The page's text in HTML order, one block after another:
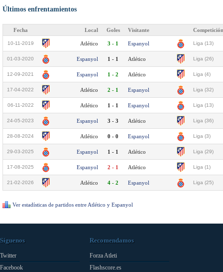
Últimos enfrentamientos
Fecha Local Goles Visitante Competición
10-11-2019 Atlético 3 - 1 Espanyol Liga (13)
01-03-2020 Espanyol 1 - 1 Atlético Liga (26)
12-09-2021 Espanyol 1 - 2 Atlético Liga (4)
17-04-2022 Atlético 2 - 1 Espanyol Liga (32)
06-11-2022 Atlético 1 - 1 Espanyol Liga (13)
24-05-2023 Espanyol 3 - 3 Atlético Liga (36)
28-08-2024 Atlético 0 - 0 Espanyol Liga (3)
29-03-2025 Espanyol 1 - 1 Atlético Liga (29)
17-08-2025 Espanyol 2 - 1 Atlético Liga (1)
21-02-2026 Atlético 4 - 2 Espanyol Liga (25)
Ver estadísticas de partidos entre Atlético y Espanyol
Síguenos
Twitter
Facebook
Recomendamos
Forza Atleti
Flashscore.es